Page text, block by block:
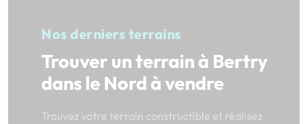
Nos derniers terrains
Trouver un terrain à Bertry
dans le Nord à vendre
Trouvez votre terrain constructible et réalisez